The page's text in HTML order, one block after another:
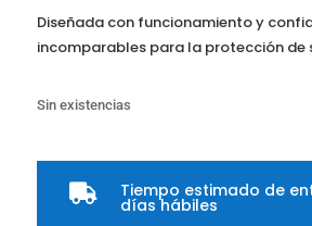
Diseñada con funcionamiento y
incomparables para la protección de
Sin existencias
 Tiempo estimado de
días hábiles